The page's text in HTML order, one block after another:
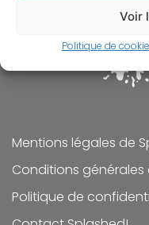
Voir
Politique de
Mentions légales de
Conditions
Politique de